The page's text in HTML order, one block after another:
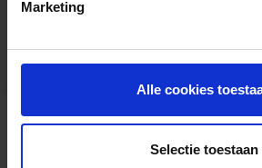
Marketing
Alle cookies
Selectie toestaan